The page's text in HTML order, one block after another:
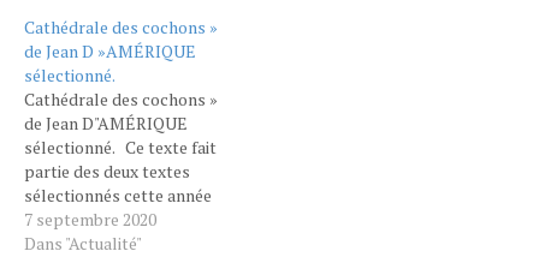
Jacques Lerrant) Les
Journées de Lyon
organisent depuis 30 ans le
plus important concours
d’écriture dramatique de
l’espace francophone.Pour
cette édition, 350 textes ont
été reçus, lus, relus,
annotés,…
Cathédrale des cochons »
de Jean D »AMÉRIQUE
sélectionné.
Cathédrale des cochons »
de Jean D"AMÉRIQUE
sélectionné. Ce texte fait
partie des deux textes
sélectionnés cette année
par le comité de lecture du
Conservatoire de Lyon.
7 septembre 2020
Dans "Actualité"